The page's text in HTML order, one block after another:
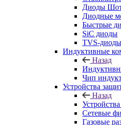
Диоды
Диодные
Быстрые
SiC диоды
TVS-
Индуктивные
Назад
Чип
Устройства
Назад
Сетевые
Газовые